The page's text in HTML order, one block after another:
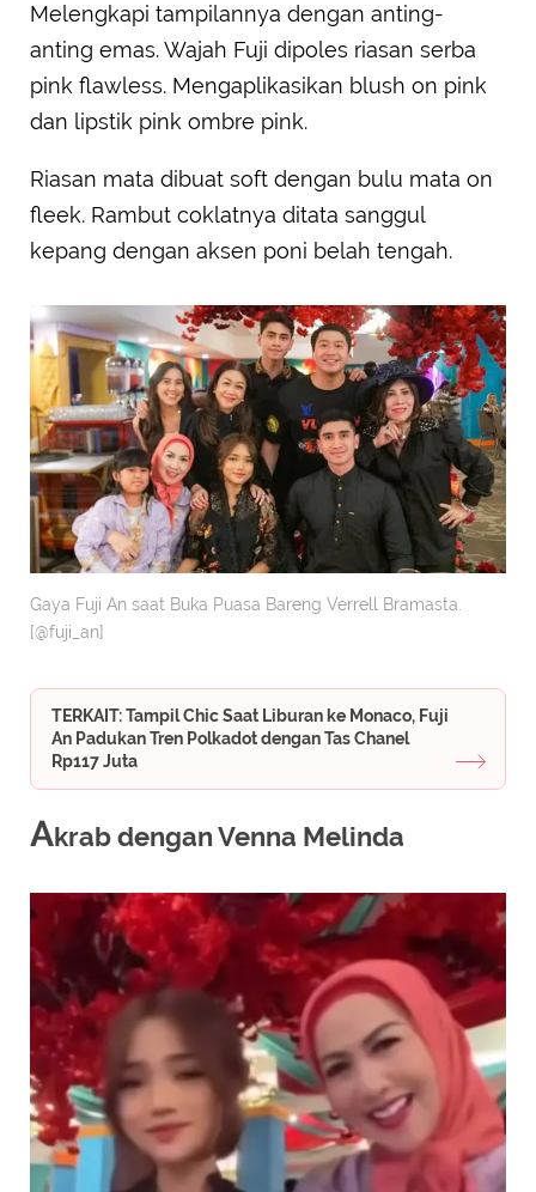
Melengkapi tampilannya dengan anting-
anting emas. Wajah Fuji dipoles riasan serba
pink flawless. Mengaplikasikan blush on pink
dan lipstik pink ombre pink.
Riasan mata dibuat soft dengan bulu mata on
fleek. Rambut coklatnya ditata sanggul
kepang dengan aksen poni belah tengah.
Gaya Fuji An saat Buka Puasa Bareng Verrell Bramasta.
[@fuji_an]
TERKAIT: Tampil Chic Saat Liburan ke Monaco, Fuji
An Padukan Tren Polkadot dengan Tas Chanel
Rp117 Juta
Akrab dengan Venna Melinda